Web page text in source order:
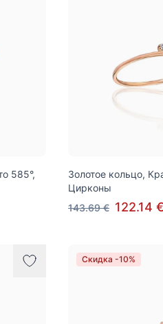
585°,
Золотое кольцо,
Цирконы
143.69 € 122.14 €
Скидка -10%